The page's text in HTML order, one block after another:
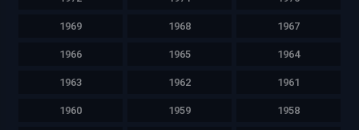
1969 1968 1967
1966 1965 1964
1963 1962 1961
1960 1959 1958